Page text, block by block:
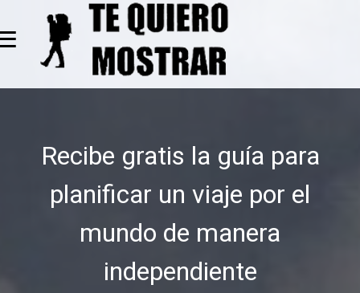
Recibe gratis la guía para
planificar un viaje por el
mundo de manera
independiente